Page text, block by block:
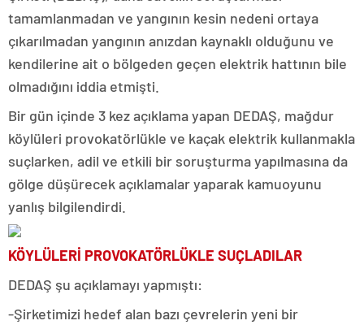
tamamlanmadan ve yangının kesin nedeni ortaya
çıkarılmadan yangının anızdan kaynaklı olduğunu ve
kendilerine ait o bölgeden geçen elektrik hattının bile
olmadığını iddia etmişti.
Bir gün içinde 3 kez açıklama yapan DEDAŞ, mağdur
köylüleri provokatörlükle ve kaçak elektrik kullanmakla
suçlarken, adil ve etkili bir soruşturma yapılmasına da
gölge düşürecek açıklamalar yaparak kamuoyunu
yanlış bilgilendirdi.
KÖYLÜLERİ PROVOKATÖRLÜKLE SUÇLADILAR
DEDAŞ şu açıklamayı yapmıştı:
-Şirketimizi hedef alan bazı çevrelerin yeni bir